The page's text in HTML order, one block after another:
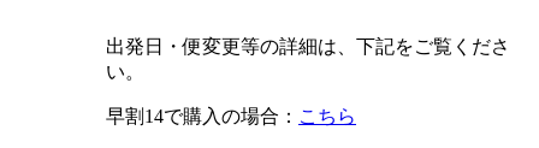
出発日・便変更等の詳細は、下記をご覧くださ
い。
早割14で購入の場合： こちら